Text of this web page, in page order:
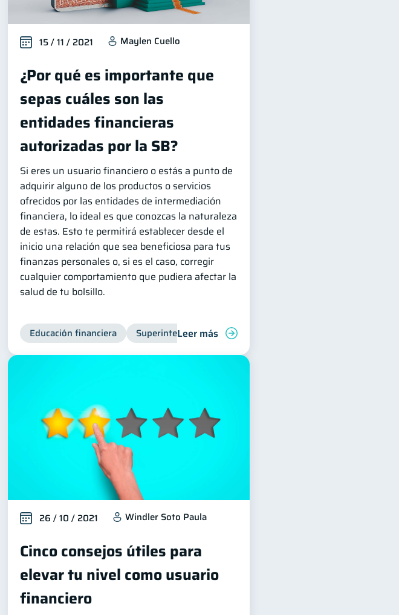
15 / 11 / 2021 Maylen Cuello
¿Por qué es importante que
sepas cuáles son las
entidades financieras
autorizadas por la SB?
Si eres un usuario financiero o estás a punto de
adquirir alguno de los productos o servicios
ofrecidos por las entidades de intermediación
financiera, lo ideal es que conozcas la naturaleza
de estas. Esto te permitirá establecer desde el
inicio una relación que sea beneficiosa para tus
finanzas personales o, si es el caso, corregir
cualquier comportamiento que pudiera afectar la
salud de tu bolsillo.
Educación financiera Superintendencia de Bancos
Leer más
26 / 10 / 2021 Windler Soto Paula
Cinco consejos útiles para
elevar tu nivel como usuario
financiero